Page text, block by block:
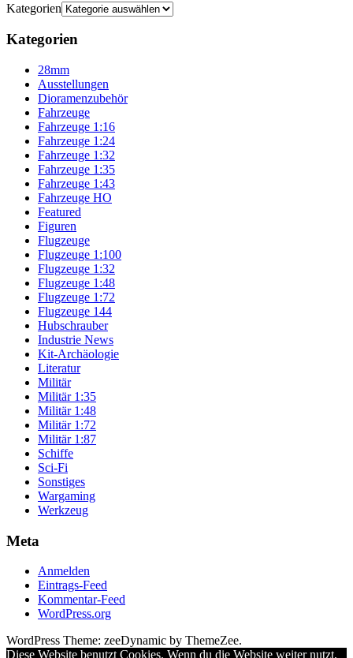
Kategorien
Kategorien
28mm
Ausstellungen
Dioramenzubehör
Fahrzeuge
Fahrzeuge 1:16
Fahrzeuge 1:24
Fahrzeuge 1:32
Fahrzeuge 1:35
Fahrzeuge 1:43
Fahrzeuge HO
Featured
Figuren
Flugzeuge
Flugzeuge 1:100
Flugzeuge 1:32
Flugzeuge 1:48
Flugzeuge 1:72
Flugzeuge 144
Hubschrauber
Industrie News
Kit-Archäologie
Literatur
Militär
Militär 1:35
Militär 1:48
Militär 1:72
Militär 1:87
Schiffe
Sci-Fi
Sonstiges
Wargaming
Werkzeug
Meta
Anmelden
Eintrags-Feed
Kommentar-Feed
WordPress.org
WordPress Theme: zeeDynamic by ThemeZee.
Diese Website benutzt Cookies. Wenn du die Website weiter nutzt,